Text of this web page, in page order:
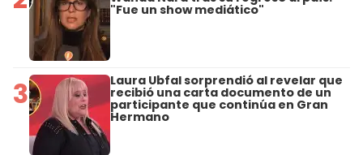
"Fue un show mediático"
3 Laura Ubfal sorprendió al revelar que
recibió una carta documento de un
participante que continúa en Gran
Hermano